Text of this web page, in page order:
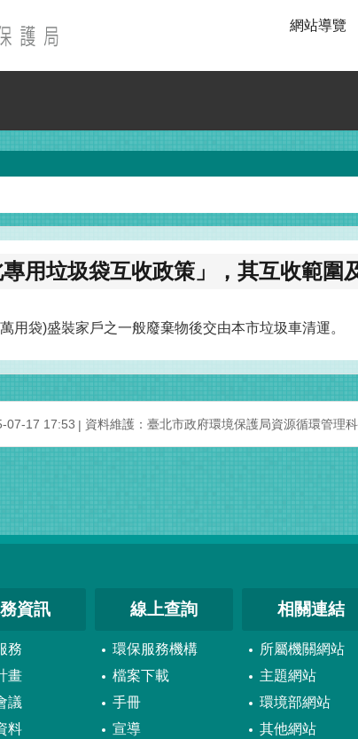
網站導覽
用垃圾袋互收政策」，其互收範圍
用袋)盛裝家戶之一般廢棄物後交由本市垃圾車清運。
07-17 17:53 資料維護：臺北市政府環境保護局資源循環管理科
資訊
務
畫
議
料
線上查詢
環保服務機構
檔案下載
手冊
宣導
相關連結
所屬機關網站
主題網站
環境部網站
其他網站